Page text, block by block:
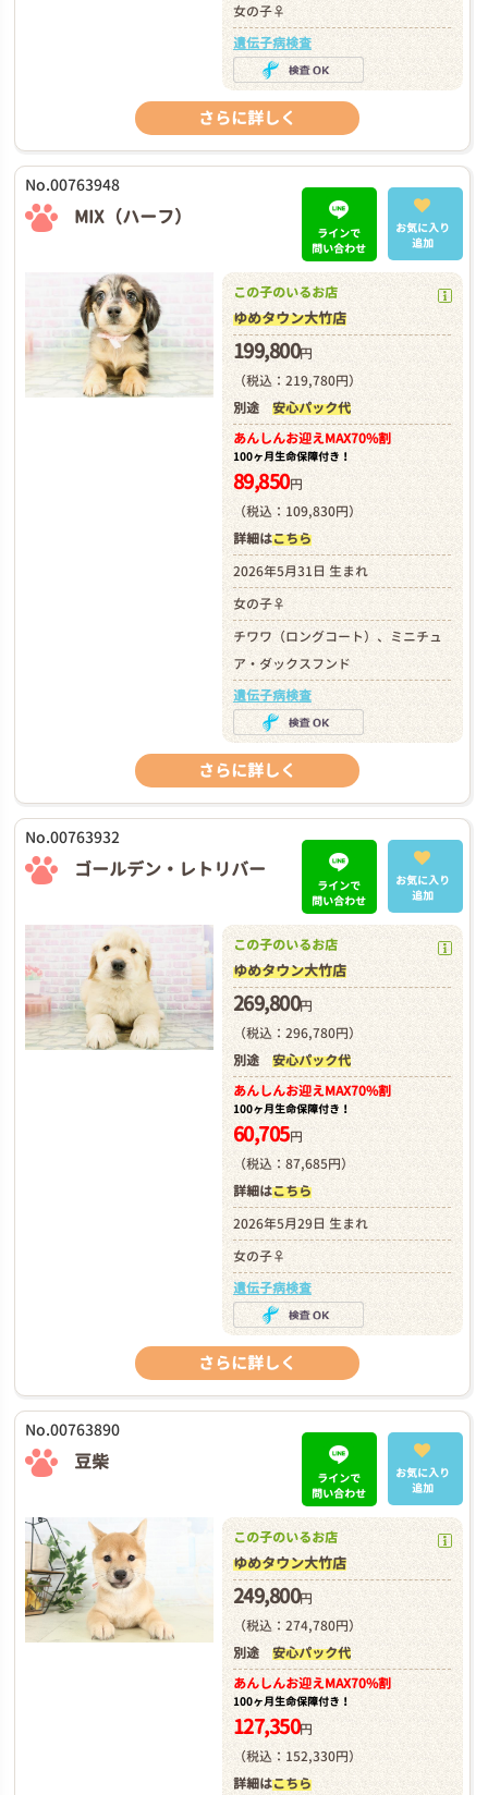
女の子♀
遺伝子病検査
さらに詳しく
No.00763948
MIX（ハーフ）
ラインで
問い合わせ
お気に入り
追加
この子のいるお店
ゆめタウン大竹店
199,800円
（税込：219,780円）
別途 安心パック代
あんしんお迎えMAX70%割
100ヶ月生命保障付き！
89,850円
（税込：109,830円）
詳細はこちら
2026年5月31日 生まれ
女の子♀
チワワ（ロングコート）、ミニチュ
ア・ダックスフンド
遺伝子病検査
さらに詳しく
No.00763932
ゴールデン・レトリバー
ラインで
問い合わせ
お気に入り
追加
この子のいるお店
ゆめタウン大竹店
269,800円
（税込：296,780円）
別途 安心パック代
あんしんお迎えMAX70%割
100ヶ月生命保障付き！
60,705円
（税込：87,685円）
詳細はこちら
2026年5月29日 生まれ
女の子♀
遺伝子病検査
さらに詳しく
No.00763890
豆柴
ラインで
問い合わせ
お気に入り
追加
この子のいるお店
ゆめタウン大竹店
249,800円
（税込：274,780円）
別途 安心パック代
あんしんお迎えMAX70%割
100ヶ月生命保障付き！
127,350円
（税込：152,330円）
詳細はこちら